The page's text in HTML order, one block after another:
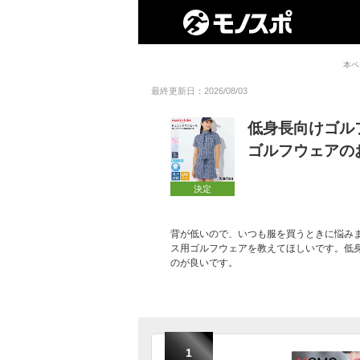
本
最終更新日：2026/08/03
決定
低身長向けゴル
ゴルフウェアの
背が低いので、いつも服を買うときに悩み
ス用ゴルフウェアを教えてほしいです。
のが良いです。
1